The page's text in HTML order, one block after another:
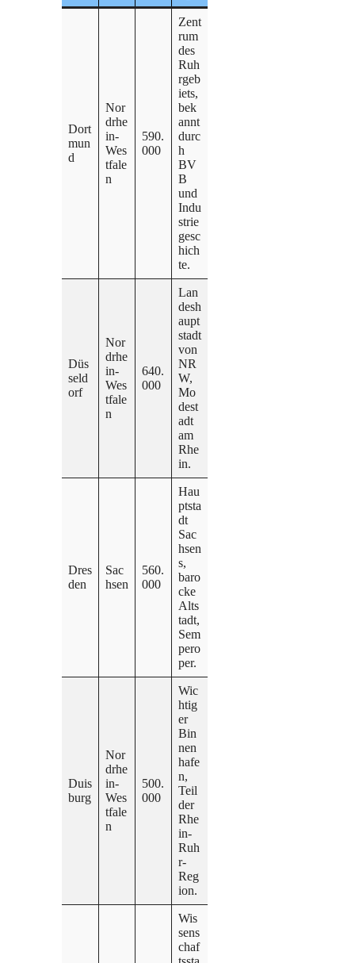
Dort
mun
d
Nor
drhe
in-
Wes
tfale
n
590.
000
Zent
rum
des
Ruh
rgeb
iets,
bek
annt
durc
h
BV
B
und
Indu
strie
gesc
hich
te.
Düs
seld
orf
Nor
drhe
in-
Wes
tfale
n
640.
000
Lan
desh
aupt
stadt
von
NR
W,
Mo
dest
adt
am
Rhe
in.
Dres
den
Sac
hsen
560.
000
Hau
ptsta
dt
Sac
hsen
s,
baro
cke
Alts
tadt,
Sem
pero
per.
Duis
burg
Nor
drhe
in-
Wes
tfale
n
500.
000
Wic
htig
er
Bin
nen
hafe
n,
Teil
der
Rhe
in-
Ruh
r-
Reg
ion.
Wis
sens
chaf